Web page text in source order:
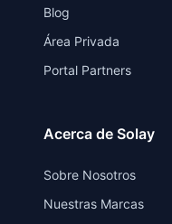
Blog
Área Privada
Portal Partners
Acerca de Solay
Sobre Nosotros
Nuestras Marcas